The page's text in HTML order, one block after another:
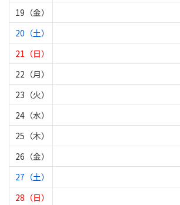
19（金）
20（土）
21（日）
22（月）
23（火）
24（水）
25（木）
26（金）
27（土）
28（日）